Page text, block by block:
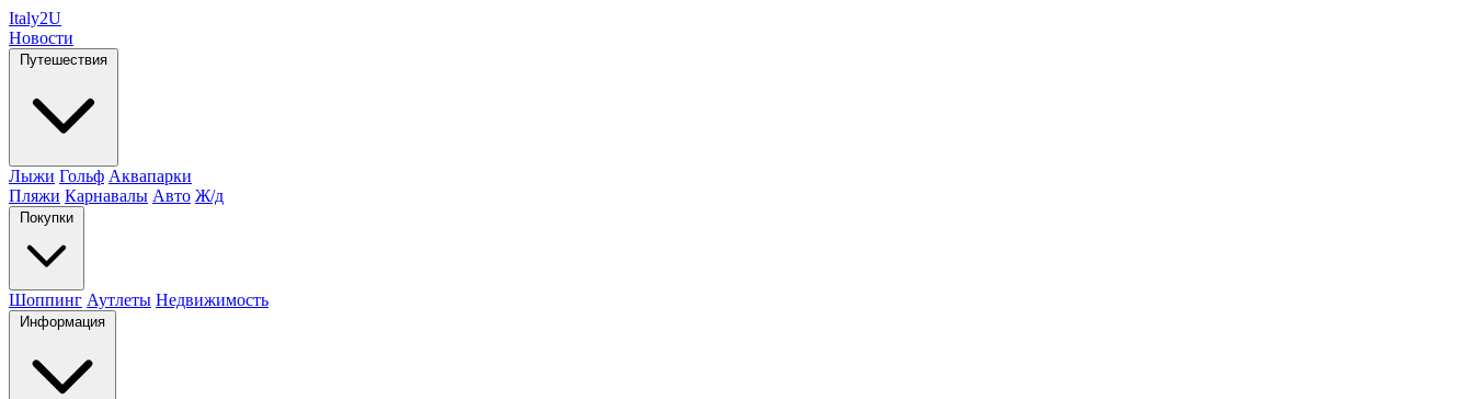
Italy2U
Новости
Путешествия
Лыжи Гольф Аквапарки
Пляжи Карнавалы Авто Ж/д
Покупки
Шоппинг Аутлеты Недвижимость
Информация